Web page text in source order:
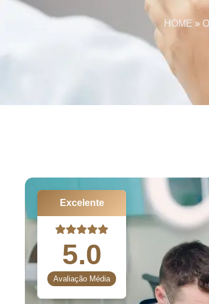
HOME »
Excelente
5.0
Avaliação Média